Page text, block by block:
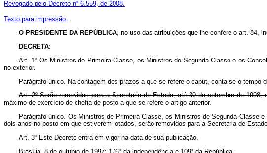
Revogado pelo Decreto nº 6.559, de 2008.
Texto para impressão.
O PRESIDENTE DA REPÚBLICA, no uso das atribuições que lhe confere o art. 84,
DECRETA:
Art. 1º Os Ministros de Primeira Classe, os Ministros de Segunda Classe e os
no exterior.
Parágrafo único. Na contagem dos prazos a que se refere o caput, conta-se o
Art. 2º Serão removidos para a Secretaria de Estado, até 30 de setembro de
máximo de exercício de chefia de posto a que se refere o artigo anterior.
Parágrafo único. Os Ministros de Primeira Classe, os Ministros de Segunda Classe
dois anos no posto em que estiverem lotados, serão removidos para a Secretaria de
Art. 3º Este Decreto entra em vigor na data de sua publicação.
Brasília, 8 de outubro de 1997; 176º da lndependência e 109º da República.